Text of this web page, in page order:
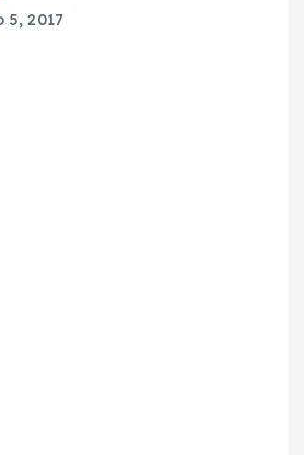
5, 2017